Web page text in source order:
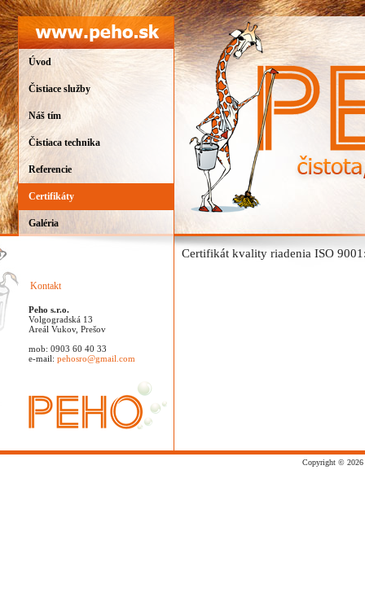
Úvod
Čistiace služby
Náš tím
Čistiaca technika
Referencie
Certifikáty
Galéria
Kontakt
Peho s.r.o.
Volgogradská 13
Areál Vukov, Prešov
mob: 0903 60 40 33
e-mail: pehosro@gmail.com
Certifikát kvality riadenia ISO
Copyright © 2026